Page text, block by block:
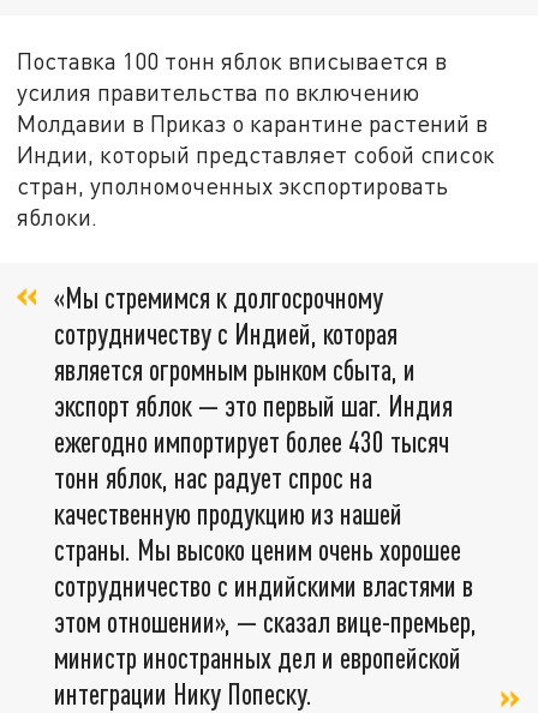
Поставка 100 тонн яблок вписывается в
усилия правительства по включению
Молдавии в Приказ о карантине растений в
Индии, который представляет собой список
стран, уполномоченных экспортировать
яблоки.
«Мы стремимся к долгосрочному
сотрудничеству с Индией, которая
является огромным рынком сбыта, и
экспорт яблок — это первый шаг. Индия
ежегодно импортирует более 430 тысяч
тонн яблок, нас радует спрос на
качественную продукцию из нашей
страны. Мы высоко ценим очень хорошее
сотрудничество с индийскими властями в
этом отношении», — сказал вице-премьер,
министр иностранных дел и европейской
интеграции Нику Попеску.